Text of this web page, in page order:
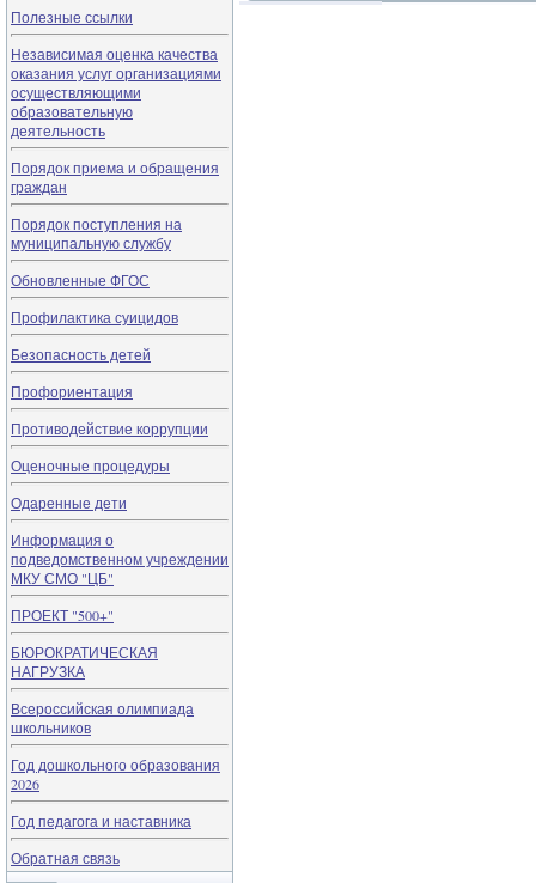
Полезные ссылки
Независимая оценка качества
оказания услуг организациями
осуществляющими
образовательную
деятельность
Порядок приема и обращения
граждан
Порядок поступления на
муниципальную службу
Обновленные ФГОС
Профилактика суицидов
Безопасность детей
Профориентация
Противодействие коррупции
Оценочные процедуры
Одаренные дети
Информация о
подведомственном учреждении
МКУ СМО "ЦБ"
ПРОЕКТ "500+"
БЮРОКРАТИЧЕСКАЯ
НАГРУЗКА
Всероссийская олимпиада
школьников
Год дошкольного образования
2026
Год педагога и наставника
Обратная связь